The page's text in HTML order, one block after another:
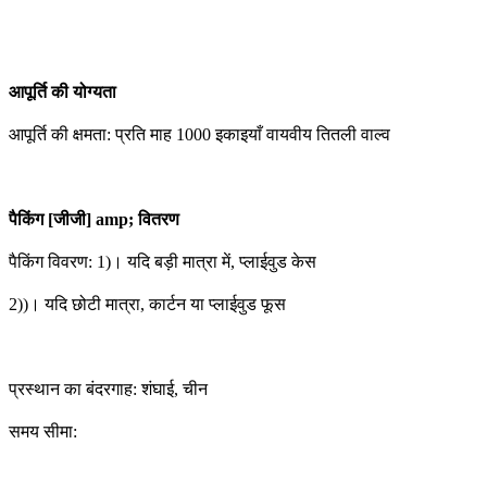
आपूर्ति की योग्यता
आपूर्ति की क्षमता: प्रति माह 1000 इकाइयाँ वायवीय तितली वाल्व
पैकिंग [जीजी] amp; वितरण
पैकिंग विवरण: 1)। यदि बड़ी मात्रा में, प्लाईवुड केस
2))। यदि छोटी मात्रा, कार्टन या प्लाईवुड फूस
प्रस्थान का बंदरगाह: शंघाई, चीन
समय सीमा: